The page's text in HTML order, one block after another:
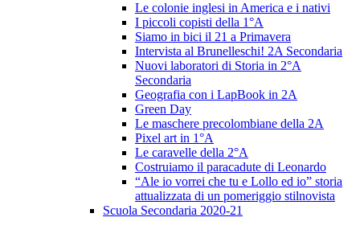
Le colonie inglesi in America e i nativi
I piccoli copisti della 1°A
Siamo in bici il 21 a Primavera
Intervista al Brunelleschi! 2A Secondaria
Nuovi laboratori di Storia in 2°A
Secondaria
Geografia con i LapBook in 2A
Green Day
Le maschere precolombiane della 2A
Pixel art in 1°A
Le caravelle della 2°A
Costruiamo il paracadute di Leonardo
“Ale io vorrei che tu e Lollo ed io” storia
attualizzata di un pomeriggio stilnovista
Scuola Secondaria 2020-21